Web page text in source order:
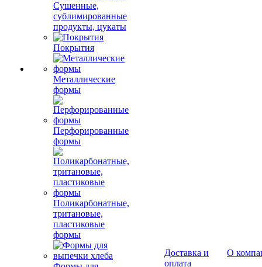
Сушенные,
сублимированные
продукты, цукаты
Покрытия
Металлические
формы
Перфорированные
формы
Поликарбонатные,
тритановые,
пластиковые
формы
Доставка и
оплата
О